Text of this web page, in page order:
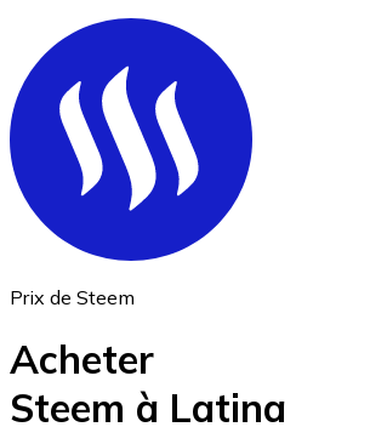
Ethereum
ETH
Prix de Steem
Acheter
Steem à Latina